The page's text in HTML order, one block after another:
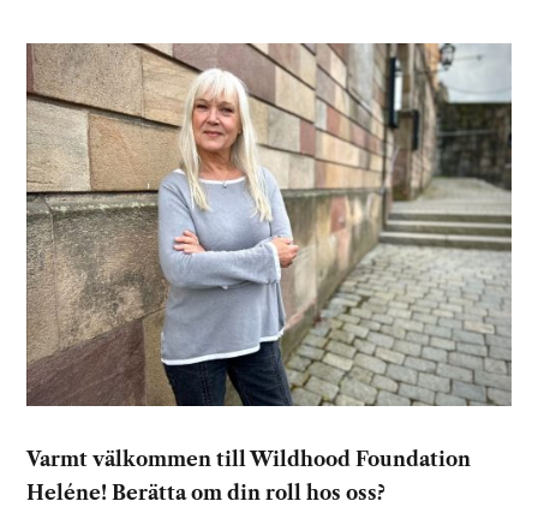
Varmt välkommen till Wildhood Foundation
Heléne! Berätta om din roll hos oss?